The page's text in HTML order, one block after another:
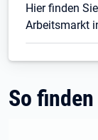
Hier finden
Arbeitsmarkt
So